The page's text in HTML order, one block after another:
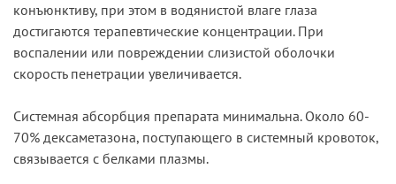
конъюнктиву, при этом в водянистой влаге глаза
достигаются терапевтические концентрации. При
воспалении или повреждении слизистой оболочки
скорость пенетрации увеличивается.
Системная абсорбция препарата минимальна. Около 60-
70% дексаметазона, поступающего в системный кровоток,
связывается с белками плазмы.